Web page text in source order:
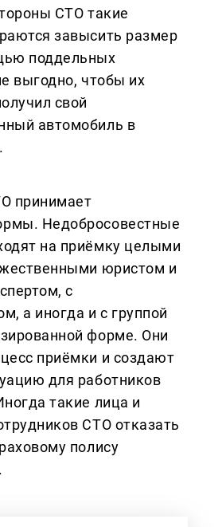
СТО такие
завысить размер
поддельных
выгодно, чтобы их
свой
автомобиль в
принимает
Недобросовестные
на приёмку целыми
юристом и
с
а иногда и с группой
форме. Они
приёмки и создают
для работников
такие лица и
СТО отказать
полису